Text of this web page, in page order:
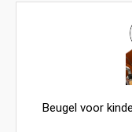
Beugel voor